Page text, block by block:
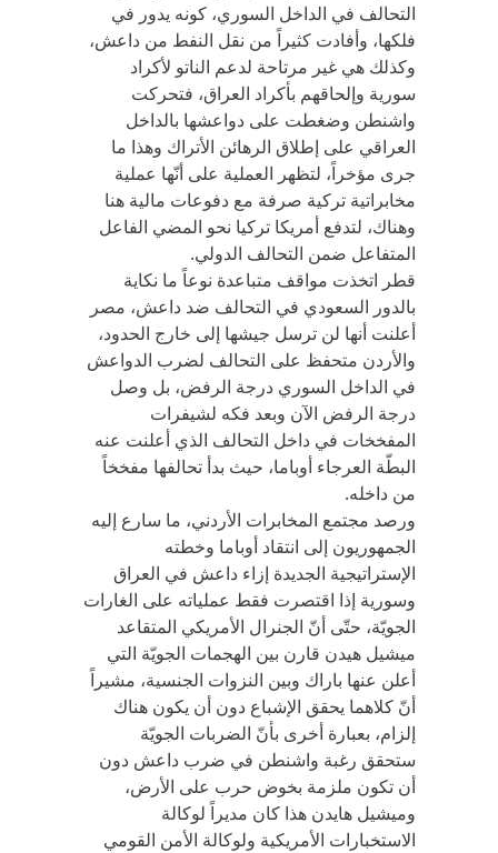
التحالف في الداخل السوري، كونه يدور في
فلكها، وأفادت كثيراً من نقل النفط من داعش،
وكذلك هي غير مرتاحة لدعم الناتو لأكراد
سورية وإلحاقهم بأكراد العراق، فتحركت
واشنطن وضغطت على دواعشها بالداخل
العراقي على إطلاق الرهائن الأتراك وهذا ما
جرى مؤخراً، لتظهر العملية على أنّها عملية
مخابراتية تركية صرفة مع دفوعات مالية هنا
وهناك، لتدفع أمريكا تركيا نحو المضي الفاعل
المتفاعل ضمن التحالف الدولي.
قطر اتخذت مواقف متباعدة نوعاً ما نكاية
بالدور السعودي في التحالف ضد داعش، مصر
أعلنت أنها لن ترسل جيشها إلى خارج الحدود،
والأردن متحفظ على التحالف لضرب الدواعش
في الداخل السوري درجة الرفض، بل وصل
درجة الرفض الآن وبعد فكه لشيفرات
المفخخات في داخل التحالف الذي أعلنت عنه
البطّة العرجاء أوباما، حيث بدأ تحالفها مفخخاً
من داخله.
ورصد مجتمع المخابرات الأردني، ما سارع إليه
الجمهوريون إلى انتقاد أوباما وخطته
الإستراتيجية الجديدة إزاء داعش في العراق
وسورية إذا اقتصرت فقط عملياته على الغارات
الجويّة، حتّى أنّ الجنرال الأمريكي المتقاعد
ميشيل هيدن قارن بين الهجمات الجويّة التي
أعلن عنها باراك وبين النزوات الجنسية، مشيراً
أنّ كلاهما يحقق الإشباع دون أن يكون هناك
إلزام، بعبارة أخرى بأنّ الضربات الجويّة
ستحقق رغبة واشنطن في ضرب داعش دون
أن تكون ملزمة بخوض حرب على الأرض،
وميشيل هايدن هذا كان مديراً لوكالة
الاستخبارات الأمريكية ولوكالة الأمن القومي